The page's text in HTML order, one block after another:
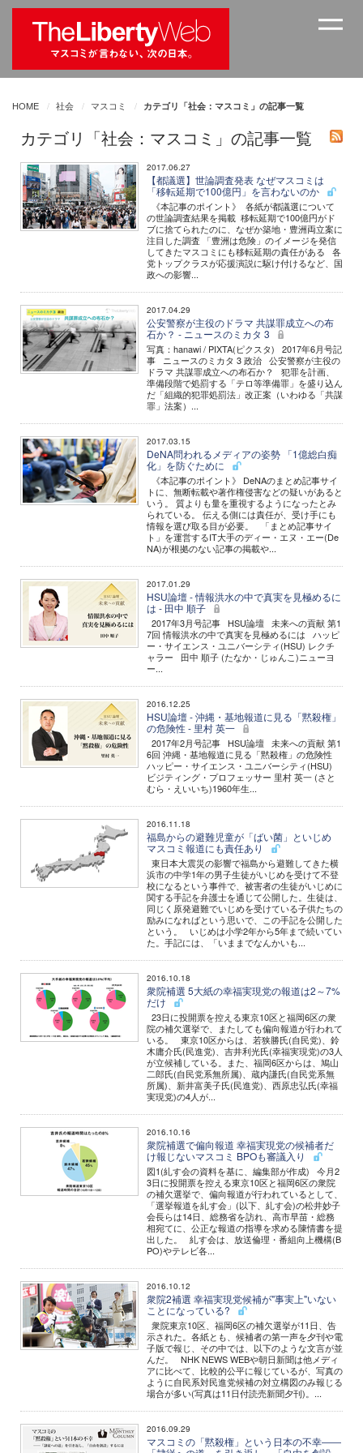
HOME 社会 マスコミ カテゴリ「社会：マスコミ」の記事一覧
カテゴリ「社会：マスコミ」の記事一覧
2017.06.27
【都議選】世論調査発表 なぜマスコミは
「移転延期で100億円」を言わないのか
《本記事のポイント》 各紙が都議選について
の世論調査結果を掲載 移転延期で100億円がド
ブに捨てられたのに、なぜか築地・豊洲両立案に
注目した調査 「豊洲は危険」のイメージを発信
してきたマスコミにも移転延期の責任がある 各
党トップクラスが応援演説に駆け付けるなど、国
政への影響...
2017.04.29
公安警察が主役のドラマ 共謀罪成立への布
石か？ - ニュースのミカタ 3
写真：hanawi / PIXTA(ピクスタ) 2017年6月号記
事 ニュースのミカタ 3 政治 公安警察が主役の
ドラマ 共謀罪成立への布石か？ 犯罪を計画、
準備段階で処罰する「テロ等準備罪」を盛り込ん
だ「組織的犯罪処罰法」改正案（いわゆる「共謀
罪」法案）...
2017.03.15
DeNA問われるメディアの姿勢 「1億総白痴
化」を防ぐために
《本記事のポイント》 DeNAのまとめ記事サイ
トに、無断転載や著作権侵害などの疑いがあると
いう。 質よりも量を重視するようになったとみ
られている。 伝える側には責任が、受け手にも
情報を選び取る目が必要。 「まとめ記事サイ
ト」を運営するIT大手のディー・エヌ・エー(De
NA)が根拠のない記事の掲載や...
2017.01.29
HSU論壇 - 情報洪水の中で真実を見極めるに
は - 田中 順子
2017年3月号記事 HSU論壇 未来への貢献 第1
7回 情報洪水の中で真実を見極めるには ハッピ
ー・サイエンス・ユニバーシティ(HSU) レクチ
ャラー 田中 順子 (たなか・じゅんこ)ニューヨ
ー...
2016.12.25
HSU論壇 - 沖縄・基地報道に見る「黙殺権」
の危険性 - 里村 英一
2017年2月号記事 HSU論壇 未来への貢献 第1
6回 沖縄・基地報道に見る「黙殺権」の危険性
ハッピー・サイエンス・ユニバーシティ(HSU)
ビジティング・プロフェッサー 里村 英一 (さと
むら・えいいち)1960年生...
2016.11.18
福島からの避難児童が「ばい菌」といじめ
マスコミ報道にも責任あり
東日本大震災の影響で福島から避難してきた横
浜市の中学1年の男子生徒がいじめを受けて不登
校になるという事件で、被害者の生徒がいじめに
関する手記を弁護士を通じて公開した。生徒は、
同じく原発避難でいじめを受けている子供たちの
励みになればという思いで、この手記を公開した
という。 いじめは小学2年から5年まで続いてい
た。手記には、「いままでなんかいも...
2016.10.18
衆院補選 5大紙の幸福実現党の報道は2～7%
だけ
23日に投開票を控える東京10区と福岡6区の衆
院の補欠選挙で、またしても偏向報道が行われて
いる。 東京10区からは、若狭勝氏(自民党)、鈴
木庸介氏(民進党)、吉井利光氏(幸福実現党)の3人
が立候補している。また、福岡6区からは、鳩山
二郎氏(自民党系無所属)、蔵内謙氏(自民党系無
所属)、新井富美子氏(民進党)、西原忠弘氏(幸福
実現党)の4人が...
2016.10.16
衆院補選で偏向報道 幸福実現党の候補者だ
け報じないマスコミ BPOも審議入り
図1(糺す会の資料を基に、編集部が作成) 今月2
3日に投開票を控える東京10区と福岡6区の衆院
の補欠選挙で、偏向報道が行われているとして、
「選挙報道を糺す会」(以下、糺す会)の松井妙子
会長らは14日、総務省を訪れ、高市早苗・総務
相宛てに、公正な報道の指導を求める陳情書を提
出した。 糺す会は、放送倫理・番組向上機構(B
PO)やテレビ各...
2016.10.12
衆院2補選 幸福実現党候補が"事実上"いない
ことになっている?
衆院東京10区、福岡6区の補欠選挙が11日、告
示された。各紙とも、候補者の第一声を夕刊や電
子版で報じ、その中では、以下のような文言が並
んだ。 NHK NEWS WEBや朝日新聞は他メディ
アに比べて、比較的公平に報じているが、写真の
ように自民系対民進党候補の対立構図のみ報じる
場合が多い(写真は11日付読売新聞夕刊)。...
2016.09.29
マスコミの「黙殺権」という日本の不幸――